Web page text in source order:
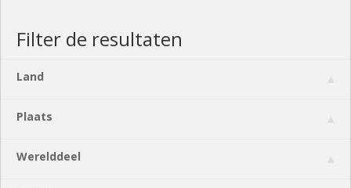
Filter de resultaten
Land
Plaats
Werelddeel